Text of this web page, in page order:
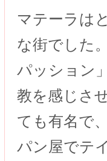
マテーラは
な街でした
パッション
教を感じさ
ても有名で
パン屋でテ